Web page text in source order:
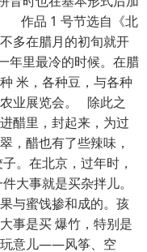
作品 1 号节选自《北
多在腊月的初旬就开
年里最冷的时候。在腊
米，各种豆，与各种
业展览会。 除此之
醋里，封起来，为过
，醋也有了些辣味，
。在北京，过年时，
大事就是买杂拌儿。
与蜜饯掺和成的。孩
事是买 爆竹，特别是
玩意儿——风筝、空